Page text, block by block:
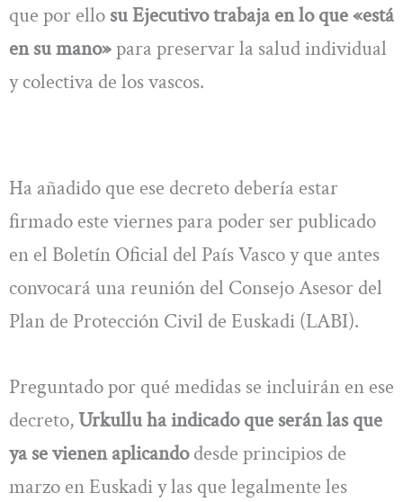
que por ello su Ejecutivo trabaja en lo que «está
en su mano»para preservar la salud individual
y colectiva de los vascos.
Ha añadido que ese decreto debería estar
firmado este viernes para poder ser publicado
en el Boletín Oficial del País Vasco y que antes
convocará una reunión del Consejo Asesor del
Plan de Protección Civil de Euskadi (LABI).
Preguntado por qué medidas se incluirán en ese
decreto, Urkullu ha indicado que serán las que
ya se vienen aplicandodesde principios de
marzo en Euskadi y las que legalmente les